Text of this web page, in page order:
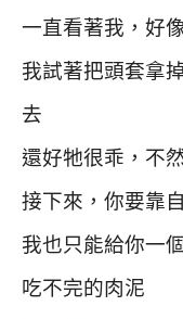
一直看著我，好
我試著把頭套拿
去
還好牠很乖，不
接下來，你要靠
我也只能給你一
吃不完的肉泥